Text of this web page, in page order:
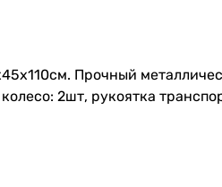
Прочный
2шт, рукоятка